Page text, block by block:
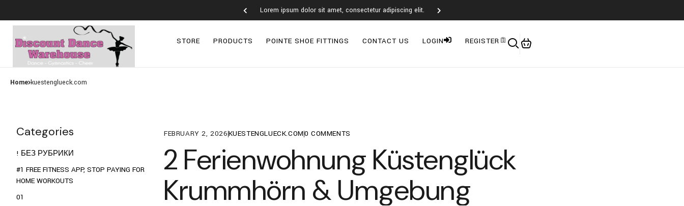
Lorem ipsum dolor sit amet, consectetur adipiscing elit.
STORE PRODUCTS POINTE SHOE FITTINGS CONTACT US LOGIN REGISTER
Home kuestenglueck.com
FEBRUARY 2, 2026KUESTENGLUECK.COM0COMMENTS
2 Ferienwohnung Küstenglück
Krummhörn & Umgebung
Categories
! БЕЗ РУБРИКИ
#1 FREE FITNESS APP, STOP PAYING FOR
HOME WORKOUTS
01